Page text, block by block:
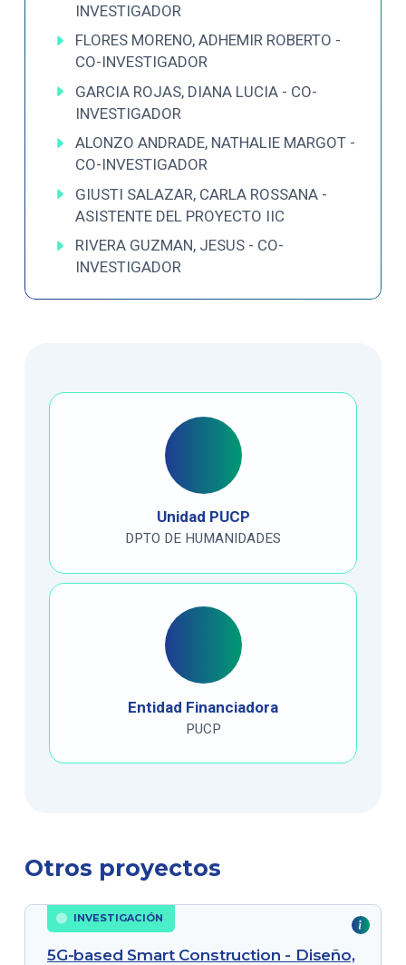
INVESTIGADOR
FLORES MORENO, ADHEMIR ROBERTO -
CO-INVESTIGADOR
GARCIA ROJAS, DIANA LUCIA - CO-
INVESTIGADOR
ALONZO ANDRADE, NATHALIE MARGOT -
CO-INVESTIGADOR
GIUSTI SALAZAR, CARLA ROSSANA -
ASISTENTE DEL PROYECTO IIC
RIVERA GUZMAN, JESUS - CO-
INVESTIGADOR
Unidad PUCP
DPTO DE HUMANIDADES
Entidad Financiadora
PUCP
Otros proyectos
INVESTIGACIÓN
5G-based Smart Construction - Diseño,